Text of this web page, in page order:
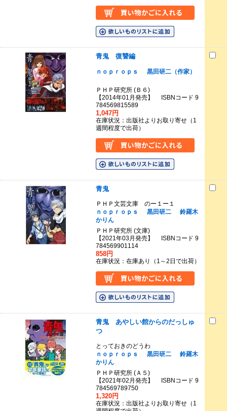
青鬼 復讐編
ｎｏｐｒｏｐｓ 黒田研二（作家）
ＰＨＰ研究所 (Ｂ６)
【2014年01月発売】 ISBNコード 9
784569815589
1,047円
在庫状況：出版社よりお取り寄せ（1
週間程度で出荷）
青鬼
ＰＨＰ文芸文庫 のー１ー１
ｎｏｐｒｏｐｓ
黒田研二
鈴羅木
かりん
ＰＨＰ研究所 (文庫)
【2021年03月発売】 ISBNコード 9
784569901114
858円
在庫状況：在庫あり（1～2日で出荷）
青鬼 あやしい館からのだっしゅ
つ
とっておきのどうわ
ｎｏｐｒｏｐｓ
黒田研二
鈴羅木
かりん
ＰＨＰ研究所 (Ａ５)
【2021年02月発売】 ISBNコード 9
784569789750
1,320円
在庫状況：出版社よりお取り寄せ（1